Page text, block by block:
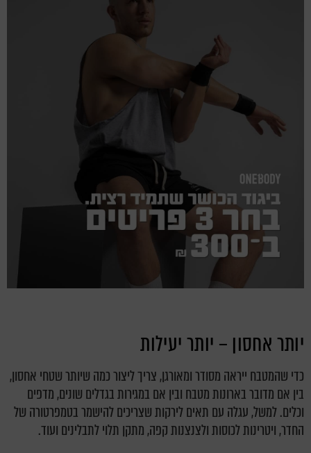
יותר אחסון – יותר יעילות
כדי שהמטבח ייראה מסודר ומאורגן, צריך ליצור כמה שיותר שטחי אחסון,
בין אם מדובר בארונות מטבח ובין אם במגירות בגדלים שונים, מדפים
וכלים. למשל, עגלה עם תאים לירקות שצריכים להישמר בטמפרטורה של
החדר, ויטרינות לכוסות ולצנצנות קפה, מתקן תלוי לתבלינים ועוד.